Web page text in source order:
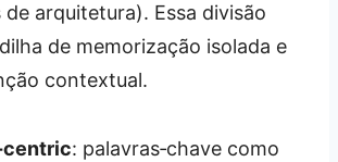
arquitetura). Essa divisão
de memorização isolada e
contextual.
: palavras‑chave como